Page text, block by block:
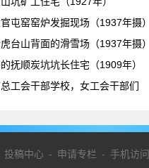
屯窑窑炉发掘现场（1937年摄）
台山背面的滑雪场（1937年摄）
抚顺炭坑坑长住宅（1909年）
工会干部学校，女工会干部们
投稿中心- 申请专栏 - 手机访问